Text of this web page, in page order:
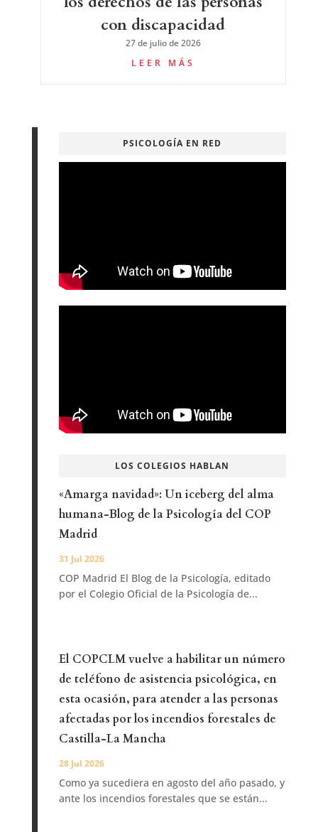
con discapacidad
27 de julio de 2026
LEER MÁS
PSICOLOGÍA EN RED
LOS COLEGIOS HABLAN
«Amarga navidad»: Un iceberg del alma
humana-Blog de la Psicología del COP
Madrid
31 Jul 2026
COP Madrid El Blog de la Psicología, editado
por el Colegio Oficial de la Psicología de...
El COPCLM vuelve a habilitar un número
de teléfono de asistencia psicológica, en
esta ocasión, para atender a las personas
afectadas por los incendios forestales de
Castilla-La Mancha
28 Jul 2026
Como ya sucediera en agosto del año pasado, y
ante los incendios forestales que se están...